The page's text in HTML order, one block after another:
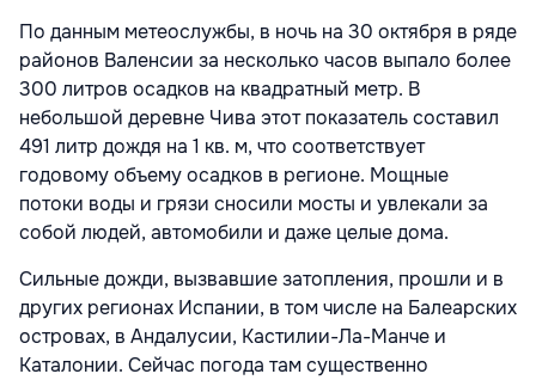
По данным метеослужбы, в ночь на 30 октября в ряде
районов Валенсии за несколько часов выпало более
300 литров осадков на квадратный метр. В
небольшой деревне Чива этот показатель составил
491 литр дождя на 1 кв. м, что соответствует
годовому объему осадков в регионе. Мощные
потоки воды и грязи сносили мосты и увлекали за
собой людей, автомобили и даже целые дома.
Сильные дожди, вызвавшие затопления, прошли и в
других регионах Испании, в том числе на Балеарских
островах, в Андалусии, Кастилии-Ла-Манче и
Каталонии. Сейчас погода там существенно